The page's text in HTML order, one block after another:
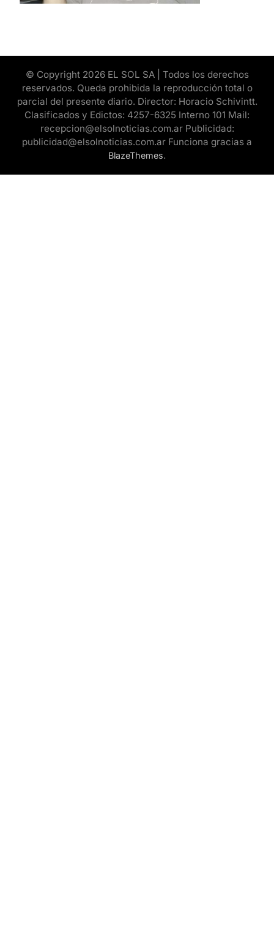
© Copyright 2026 EL SOL SA | Todos los derechos
reservados. Queda prohibida la reproducción total o
parcial del presente diario. Director: Horacio Schivintt.
Clasificados y Edictos: 4257-6325 Interno 101 Mail:
recepcion@elsolnoticias.com.ar Publicidad:
publicidad@elsolnoticias.com.ar Funciona gracias a
BlazeThemes.